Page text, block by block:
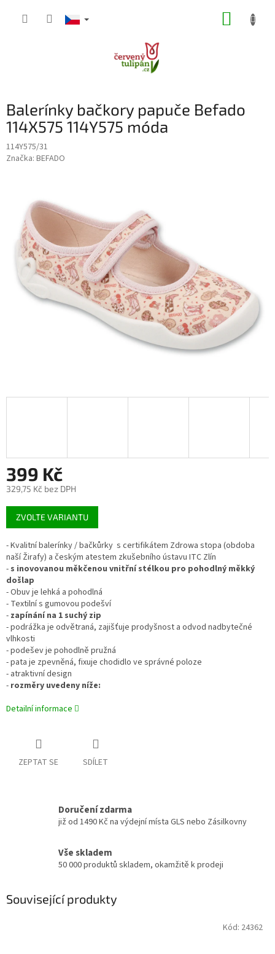
Balerínky bačkory papuče Befado
114X575 114Y575 móda
114Y575/31
Značka: BEFADO
399 Kč
329,75 Kč bez DPH
Měrná
cena:
ZVOLTE VARIANTU
- Kvalitní balerínky / bačkůrky s certifikátem Zdrowa stopa (obdoba
naší Žirafy) a českým atestem zkušebního ústavu ITC Zlín
- s inovovanou měkčenou vnitřní stélkou pro pohodlný měkký
došlap
- Obuv je lehká a pohodlná
- Textilní s gumovou podešví
- zapínání na 1 suchý zip
- podrážka je odvětraná, zajišťuje prodyšnost a odvod nadbytečné
vlhkosti
- podešev je pohodlně pružná
- pata je zpevněná, fixuje chodidlo ve správné poloze
- atraktivní design
- rozměry uvedeny níže:
Detailní informace
ZEPTAT SE SDÍLET
Doručení zdarma
již od 1490 Kč na výdejní místa GLS nebo Zásilkovny
Vše skladem
50 000 produktů skladem, okamžitě k prodeji
Související produkty
Kód: 24362